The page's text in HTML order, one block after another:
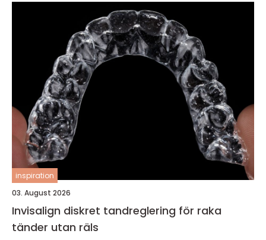
inspiration
03. August 2026
Invisalign diskret tandreglering för raka
tänder utan räls